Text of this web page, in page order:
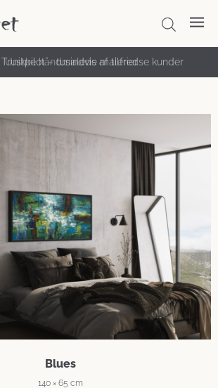
Unikke håndmalede malerier
Blues
140 × 65 cm